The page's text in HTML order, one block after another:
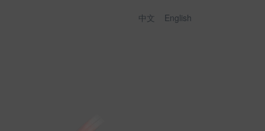
中文 English